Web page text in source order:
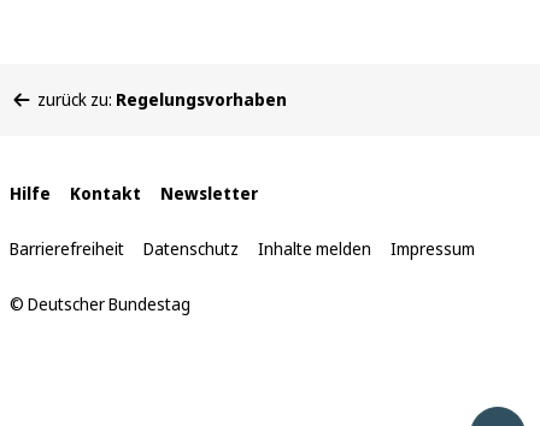
befinden
zurück zu: Regelungsvorhaben
Interne
Links
Hilfe Kontakt Newsletter
Barrierefreiheit Datenschutz Inhalte melden Impressum
© Deutscher Bundestag